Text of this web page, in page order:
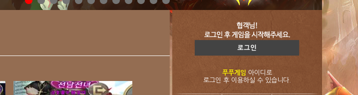
푸푸게임 아이디로
로그인 후 이용하실 수 있습니다.